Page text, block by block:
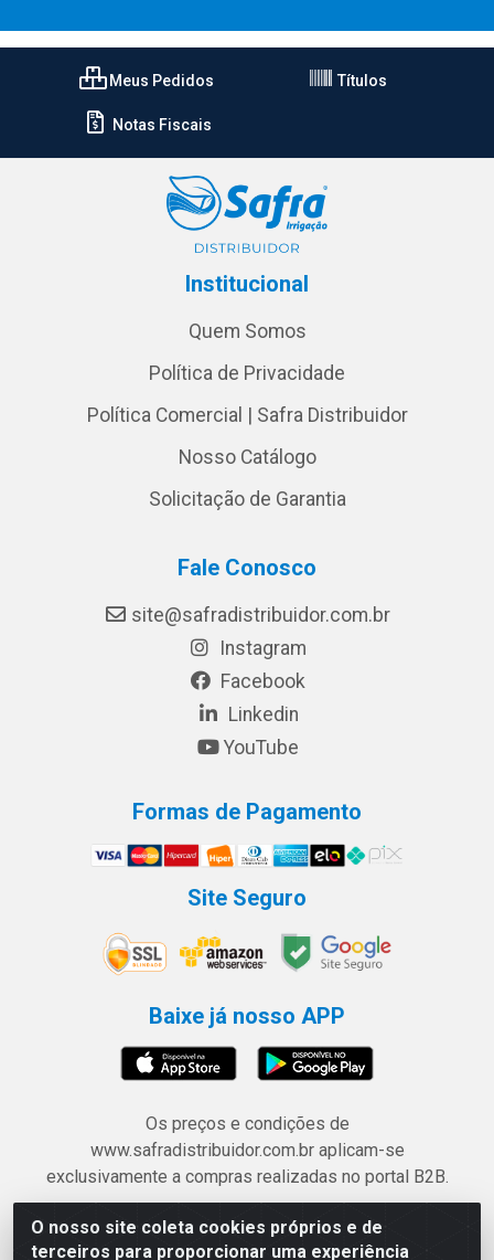
O nosso site coleta cookies próprios e de
terceiros para proporcionar uma experiência
Meus Pedidos Títulos
Notas Fiscais
Institucional
Quem Somos
Política de Privacidade
Política Comercial | Safra Distribuidor
Nosso Catálogo
Solicitação de Garantia
Fale Conosco
site@safradistribuidor.com.br
Instagram
Facebook
Linkedin
YouTube
Formas de Pagamento
Site Seguro
Baixe já nosso APP
Os preços e condições de
www.safradistribuidor.com.br aplicam-se
exclusivamente a compras realizadas no portal B2B.
Safra Agrícola e Pecuária LTDA - Avenida Castelo